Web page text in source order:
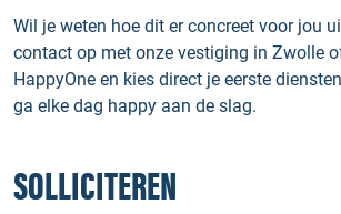
Wil je weten hoe dit er concreet voor jou
contact op met onze vestiging in Zwolle
HappyOne en kies direct je eerste
ga elke dag happy aan de slag.
SOLLICITEREN